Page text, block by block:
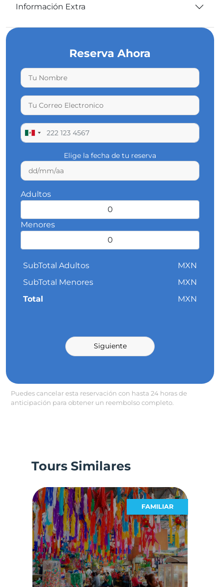
Información Extra
Reserva Ahora
Elige la fecha de tu reserva
Adultos
Menores
SubTotal Adultos
MXN
SubTotal Menores
MXN
Total
MXN
Siguiente
Puedes cancelar esta reservación con hasta 24 horas de
anticipación para obtener un reembolso completo.
Tours Similares
FAMILIAR